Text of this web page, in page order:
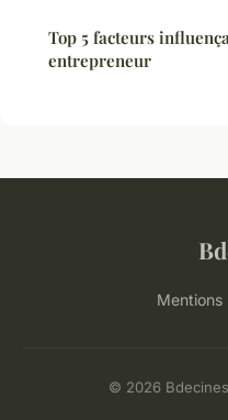
Top 5 facteurs
entrepreneur
Mentions
© 2026